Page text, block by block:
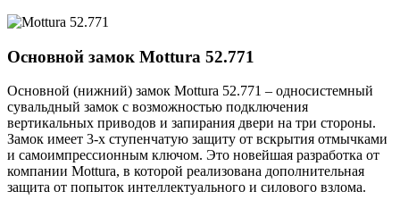
Основной замок Mottura 52.771
Основной (нижний) замок Mottura 52.771 – односистемный
сувальдный замок с возможностью подключения
вертикальных приводов и запирания двери на три стороны.
Замок имеет 3-х ступенчатую защиту от вскрытия отмычками
и самоимпрессионным ключом. Это новейшая разработка от
компании Mottura, в которой реализована дополнительная
защита от попыток интеллектуального и силового взлома.